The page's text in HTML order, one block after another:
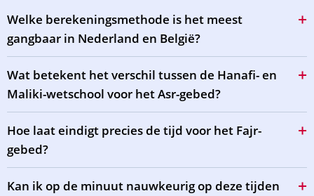
Welke berekeningsmethode is het meest
gangbaar in Nederland en België?
Wat betekent het verschil tussen de Hanafi- en
Maliki-wetschool voor het Asr-gebed?
Hoe laat eindigt precies de tijd voor het Fajr-
gebed?
Kan ik op de minuut nauwkeurig op deze tijden